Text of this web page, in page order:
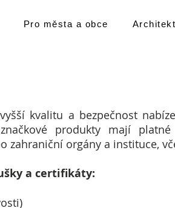
Pro města a obce
kvalitu a bezpečnost
produkty mají
zahraniční orgány a instituce,
a certifikáty: